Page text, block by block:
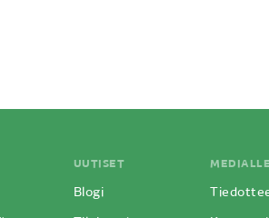
UUTISET
Blogi
MEDIALLE